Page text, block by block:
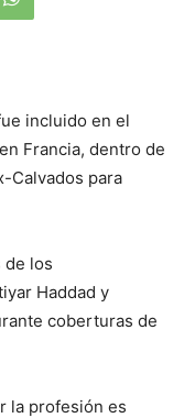
incluido en el
Francia, dentro de
Calvados para
de los
Haddad y
coberturas de
la profesión es